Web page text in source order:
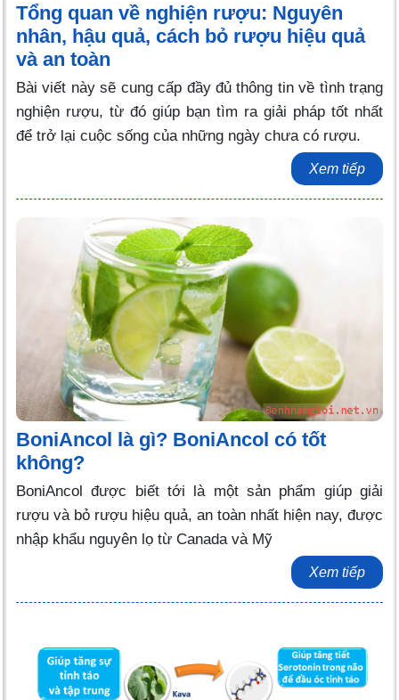
Tổng quan về nghiện rượu: Nguyên
nhân, hậu quả, cách bỏ rượu hiệu quả
và an toàn
Bài viết này sẽ cung cấp đầy đủ thông tin về tình trạng
nghiện rượu, từ đó giúp bạn tìm ra giải pháp tốt nhất
để trở lại cuộc sống của những ngày chưa có rượu.
Xem tiếp
BoniAncol là gì? BoniAncol có tốt
không?
BoniAncol được biết tới là một sản phẩm giúp giải
rượu và bỏ rượu hiệu quả, an toàn nhất hiện nay, được
nhập khẩu nguyên lọ từ Canada và Mỹ
Xem tiếp